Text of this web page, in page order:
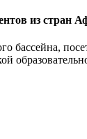
из стран
бассейна,